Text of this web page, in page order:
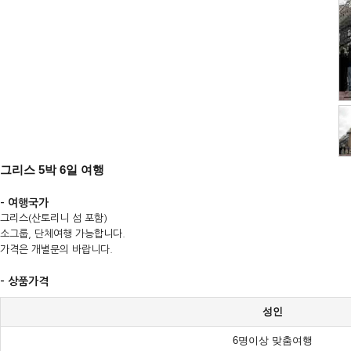
그리스 5박 6일 여행
- 여행국가
그리스(산토리니 섬 포함)
소그룹, 단체여행 가능합니다.
가격은 개별문의 바랍니다.
- 상품가격
성인
6명이상 맞춤여행